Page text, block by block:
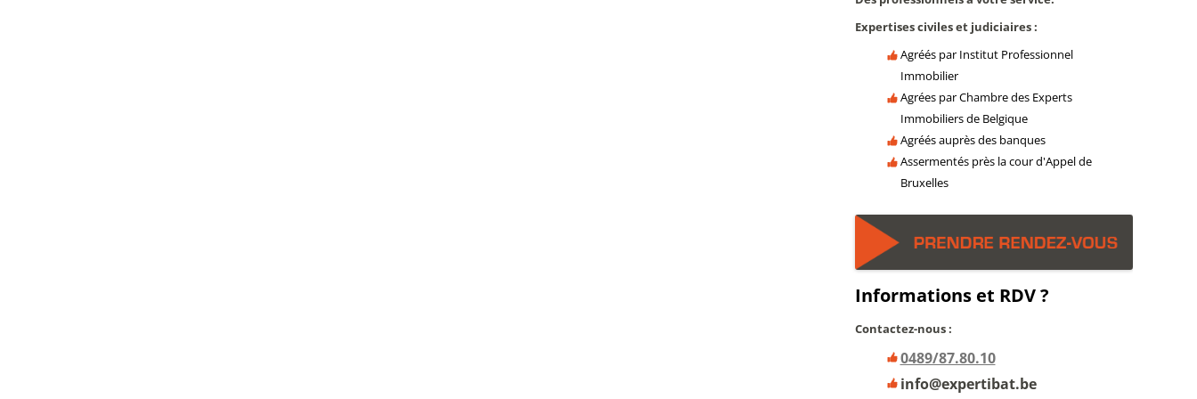
Expertises civiles et judiciaires :
Agréés par Institut Professionnel
Immobilier
Agrées par Chambre des Experts
Immobiliers de Belgique
Agréés auprès des banques
Assermentés près la cour d'Appel de
Bruxelles
Informations et RDV ?
Contactez-nous :
0489/87.80.10
info@expertibat.be